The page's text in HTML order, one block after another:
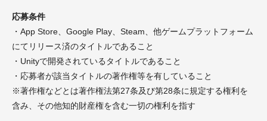
応募条件
・App Store、Google Play、Steam、他ゲームプラットフォーム
にてリリース済のタイトルであること
・Unityで開発されているタイトルであること
・応募者が該当タイトルの著作権等を有していること
※著作権などとは著作権法第27条及び第28条に規定する権利を
含み、その他知的財産権を含む一切の権利を指す